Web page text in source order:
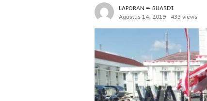
LAPORAN ➨ SUARDI
Agustus 14, 2019 433 views